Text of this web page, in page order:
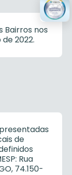
Bairros nos
2022.
de
Rua
74.150-